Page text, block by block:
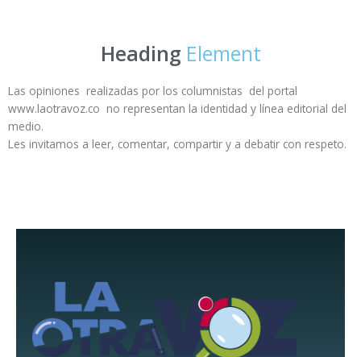
Heading Element
Las opiniones realizadas por los columnistas del portal
www.laotravoz.co no representan la identidad y línea editorial del
medio.
Les invitamos a leer, comentar, compartir y a debatir con respeto.